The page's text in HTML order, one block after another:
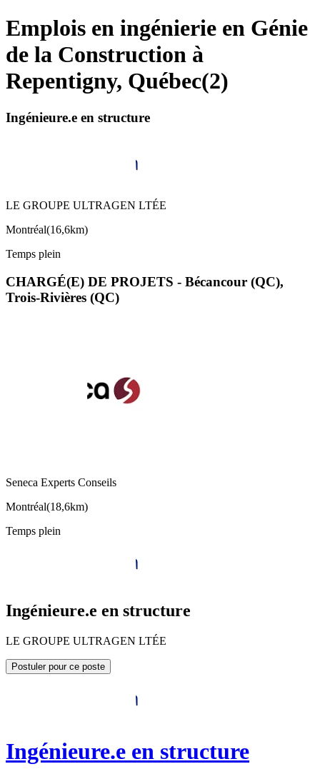
Emplois en ingénierie en Génie
de la Construction à
Repentigny, Québec(2)
Ingénieure.e en structure
LE GROUPE ULTRAGEN LTÉE
Montréal(16,6km)
Temps plein
CHARGÉ(E) DE PROJETS - Bécancour (QC),
Trois-Rivières (QC)
Seneca Experts Conseils
Montréal(18,6km)
Temps plein
Ingénieure.e en structure
LE GROUPE ULTRAGEN LTÉE
Postuler pour ce poste
Ingénieure.e en structure